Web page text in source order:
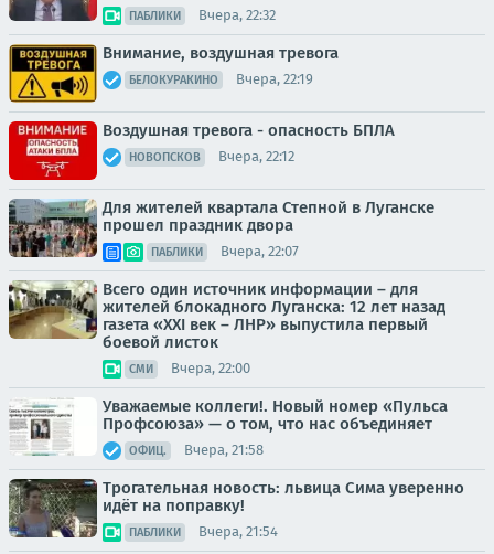
ПАБЛИКИ Вчера, 22:32
Внимание, воздушная тревога
БЕЛОКУРАКИНО Вчера, 22:19
Воздушная тревога - опасность БПЛА
НОВОПСКОВ Вчера, 22:12
Для жителей квартала Степной в Луганске
прошел праздник двора
ПАБЛИКИ Вчера, 22:07
Всего один источник информации – для
жителей блокадного Луганска: 12 лет назад
газета «XXI век – ЛНР» выпустила первый
боевой листок
СМИ Вчера, 22:00
Уважаемые коллеги!. Новый номер «Пульса
Профсоюза» — о том, что нас объединяет
ОФИЦ. Вчера, 21:58
Трогательная новость: львица Сима уверенно
идёт на поправку!
ПАБЛИКИ Вчера, 21:54